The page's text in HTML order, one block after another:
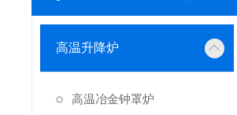
高温升降炉
高温冶金钟罩炉